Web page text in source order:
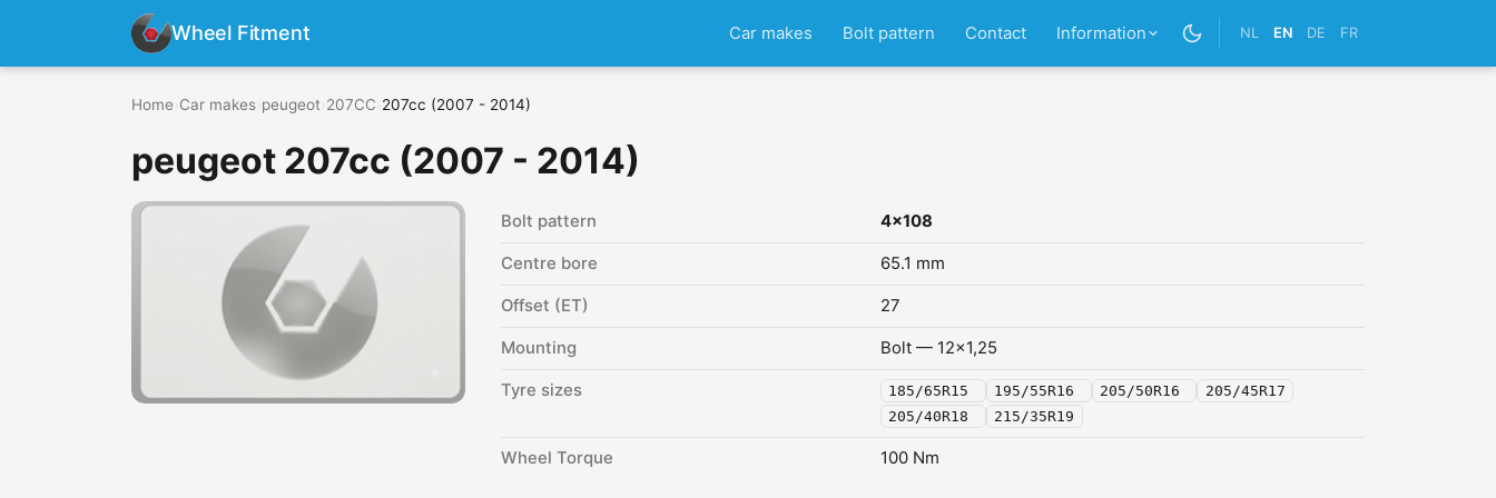
Wheel Fitment Car makes Bolt pattern Contact Information NL EN DE FR
Home Car makes peugeot 207CC 207cc (2007 - 2014)
peugeot 207cc (2007 - 2014)
Bolt pattern 4x108
Centre bore 65.1 mm
Offset (ET) 27
Mounting Bolt — 12x1,25
Tyre sizes 185/65R15 195/55R16 205/50R16
205/45R17
205/40R18
215/35R19
Wheel Torque 100 Nm